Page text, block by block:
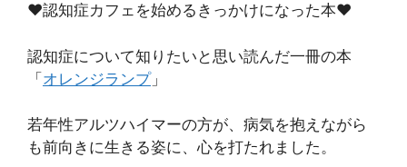
♥認知症カフェを始めるきっかけになった本♥
認知症について知りたいと思い読んだ一冊の本
「オレンジランプ」
若年性アルツハイマーの方が、病気を抱えながら
も前向きに生きる姿に、心を打たれました。